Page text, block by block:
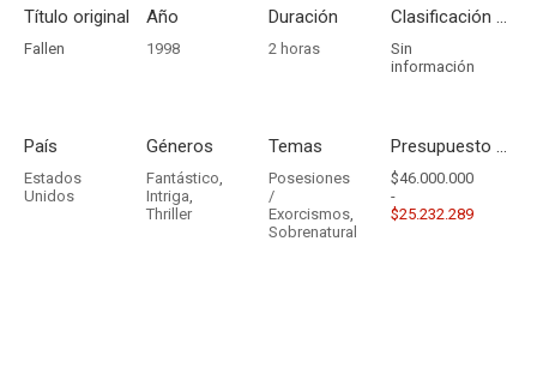
Título original
Fallen
Año
1998
Duración
2 horas
Clasificación por edades
Sin
información
País
Estados
Unidos
Géneros
Fantástico,
Intriga,
Thriller
Temas
Posesiones
/
Exorcismos,
Sobrenatural
Presupuesto - Ingresos
$46.000.000
-
$25.232.289